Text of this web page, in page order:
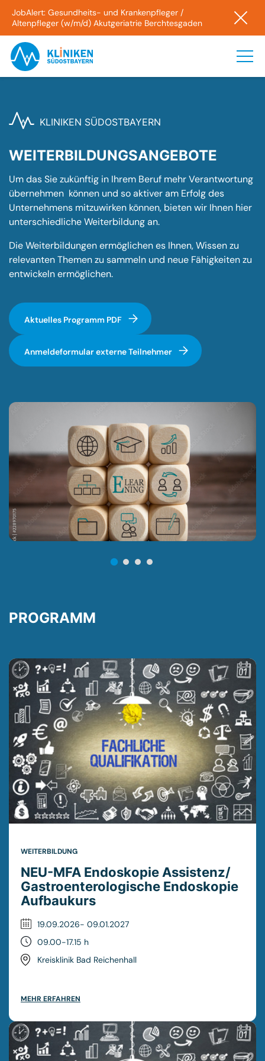
JobAlert: Gesundheits- und Krankenpfleger /
Altenpfleger (w/m/d) Akutgeriatrie Berchtesgaden
KLINIKEN SÜDOSTBAYERN
WEITERBILDUNGSANGEBOTE
Um das Sie zukünftig in Ihrem Beruf mehr Verantwortung
übernehmen können und so aktiver am Erfolg des
Unternehmens mitzuwirken können, bieten wir Ihnen hier
unterschiedliche Weiterbildung an.
Die Weiterbildungen ermöglichen es Ihnen, Wissen zu
relevanten Themen zu sammeln und neue Fähigkeiten zu
entwickeln ermöglichen.
Aktuelles Programm PDF
Anmeldeformular externe Teilnehmer
PROGRAMM
WEITERBILDUNG
NEU-MFA Endoskopie Assistenz/
Gastroenterologische Endoskopie
Aufbaukurs
19.09.2026- 09.01.2027
09.00-17.15 h
Kreisklinik Bad Reichenhall
MEHR ERFAHREN